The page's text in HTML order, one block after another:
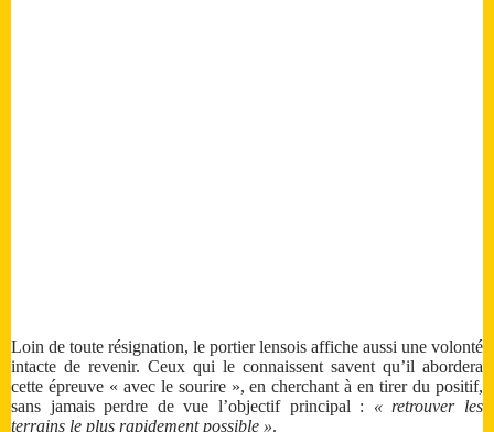
Loin de toute résignation, le portier lensois affiche aussi une volonté
intacte de revenir. Ceux qui le connaissent savent qu’il abordera
cette épreuve « avec le sourire », en cherchant à en tirer du positif,
sans jamais perdre de vue l’objectif principal : « retrouver les
terrains le plus rapidement possible ».